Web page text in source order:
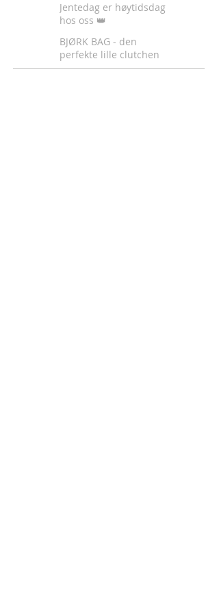
Jentedag er høytidsdag
hos oss 👑
BJØRK BAG - den
perfekte lille clutchen
✈️